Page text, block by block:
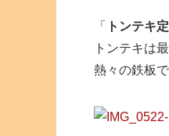
「 トンテキ
トンテキは
熱々の鉄板